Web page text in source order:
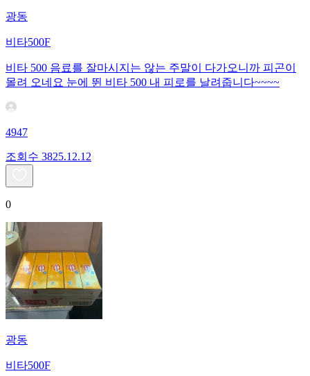
광동
비타500F
비타 500 음료를 잘마시지는 않는 주말이 다가오니까 피곤이
몰려 오네요 눈에 뛴 비타 500 내 피로를 날려줍니다~~~~
4947
조회수 3825.12.12
0
광동
비타500F